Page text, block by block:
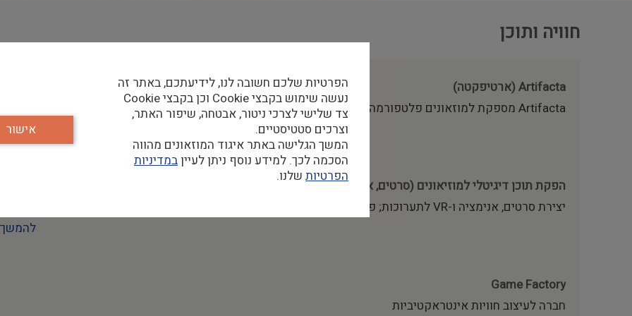
חוויה ותוכן
Artifacta (ארטיפקטה)
Artifacta מספקת למוזאונים פלטפורמה דיגיטלית המשלבת חוויית מבקר חכמה ומותאמתאישית (כולל…
להמשך
הפקת תוכן דיגיטלי למוזיאונים (סרטים, אנימציה, VR, הקרנות אימרסיביות ואינטראקטיב)
יצירת סרטים, אנימציה ו-VR לתערוכות; פיתוח חוויות מוזיאליות, הקרנות אימרסיביות ועמדות…
Game Factory
חברה לעיצוב חוויות אינטראקטיביות
הפרטיות שלכם חשובה לנו, לידיעתכם, באתר זה
נעשה שימוש בקבצי Cookie וכן בקבצי Cookie
צד שלישי לצרכי ניטור, אבטחה, שיפור האתר,
וצרכים סטטיסטיים.
המשך הגלישה באתר איגוד המוזאונים מהווה
הסכמה לכך. למידע נוסף ניתן לעייןבמדיניות
הפרטיות שלנו.
אישור